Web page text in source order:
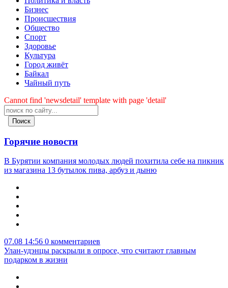
Бизнес
Происшествия
Общество
Cпорт
Здоровье
Культура
Город живёт
Байкал
Чайный путь
Cannot find 'newsdetail' template with page 'detail'
Поиск
Горячие новости
В Бурятии компания молодых людей похитила себе на пикник
из магазина 13 бутылок пива, арбуз и дыню
07.08 14:56 0 комментариев
Улан-удэнцы раскрыли в опросе, что считают главным
подарком в жизни